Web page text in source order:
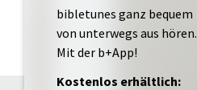
bibletunes ganz bequem
von unterwegs aus hören.
Mit der b+App!
Kostenlos erhältlich: